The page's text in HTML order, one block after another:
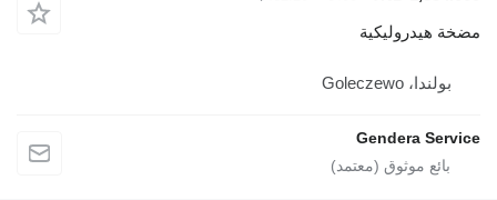
مضخة هيدروليكية
بولندا، Goleczewo
Gendera Service